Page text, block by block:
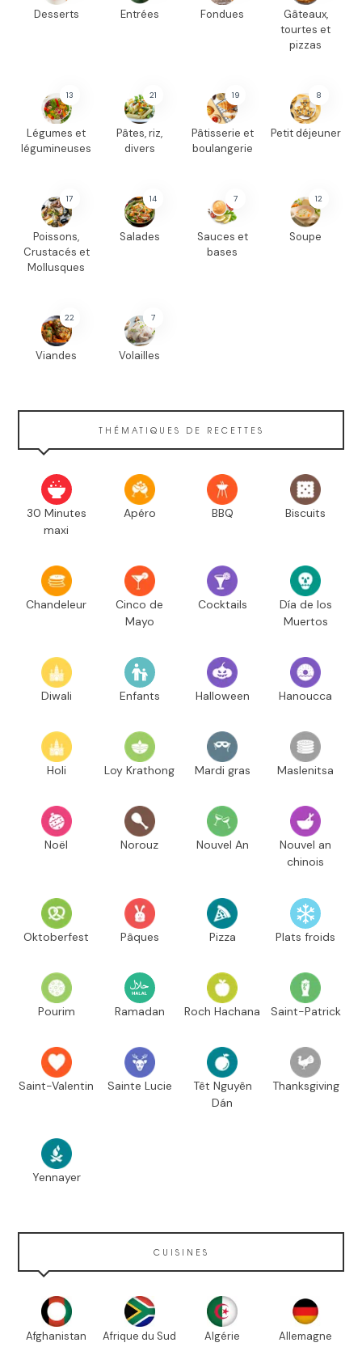
Desserts Entrées Fondues
Gâteaux,
tourtes et
pizzas
13
Légumes et
légumineuses
21
Pâtes, riz,
divers
19
Pâtisserie et
boulangerie
8
Petit déjeuner
17
Poissons,
Crustacés et
Mollusques
14
Salades
7
Sauces et
bases
12
Soupe
22
Viandes
7
Volailles
THÉMATIQUES DE RECETTES
30 Minutes
maxi
Apéro BBQ Biscuits
Chandeleur
Cinco de
Mayo
Cocktails
Día de los
Muertos
Diwali Enfants Halloween Hanoucca
Holi Loy Krathong Mardi gras Maslenitsa
Noël Norouz Nouvel An
Nouvel an
chinois
Oktoberfest Pâques Pizza Plats froids
Pourim Ramadan Roch Hachana Saint-Patrick
Saint-Valentin Sainte Lucie
Têt Nguyên
Dán
Thanksgiving
Yennayer
CUISINES
Afghanistan Afrique du Sud Algérie Allemagne